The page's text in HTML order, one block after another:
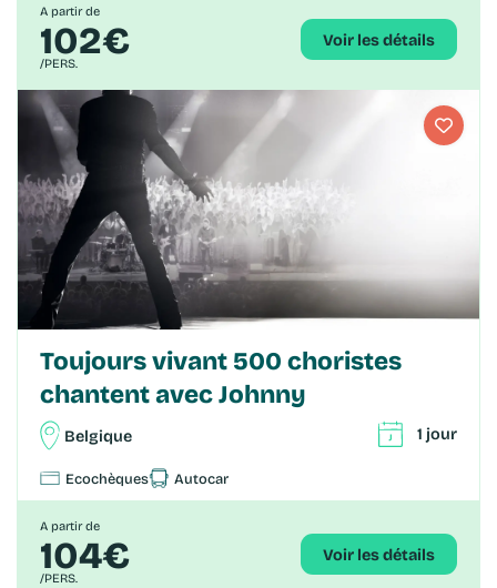
A partir de
102€
/PERS.
Voir les détails
Toujours vivant 500 choristes
chantent avec Johnny
Belgique 1 jour
Ecochèques Autocar
A partir de
104€
/PERS.
Voir les détails